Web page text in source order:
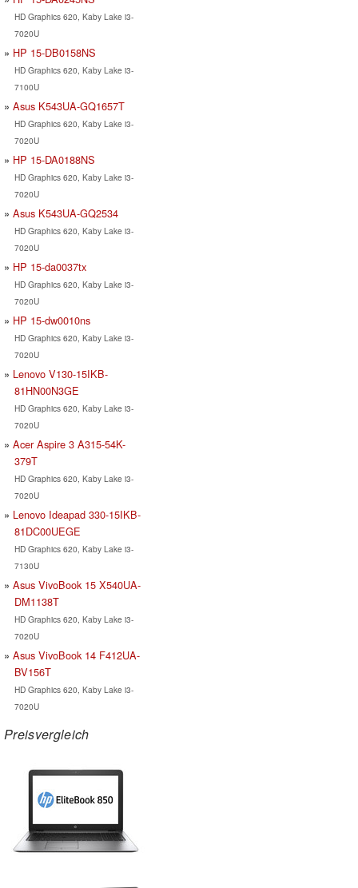
HD Graphics 620, Kaby Lake i3-
7020U
HP 15-DB0158NS
HD Graphics 620, Kaby Lake i3-
7100U
Asus K543UA-GQ1657T
HD Graphics 620, Kaby Lake i3-
7020U
HP 15-DA0188NS
HD Graphics 620, Kaby Lake i3-
7020U
Asus K543UA-GQ2534
HD Graphics 620, Kaby Lake i3-
7020U
HP 15-da0037tx
HD Graphics 620, Kaby Lake i3-
7020U
HP 15-dw0010ns
HD Graphics 620, Kaby Lake i3-
7020U
Lenovo V130-15IKB-
81HN00N3GE
HD Graphics 620, Kaby Lake i3-
7020U
Acer Aspire 3 A315-54K-
379T
HD Graphics 620, Kaby Lake i3-
7020U
Lenovo Ideapad 330-15IKB-
81DC00UEGE
HD Graphics 620, Kaby Lake i3-
7130U
Asus VivoBook 15 X540UA-
DM1138T
HD Graphics 620, Kaby Lake i3-
7020U
Asus VivoBook 14 F412UA-
BV156T
HD Graphics 620, Kaby Lake i3-
7020U
Preisvergleich